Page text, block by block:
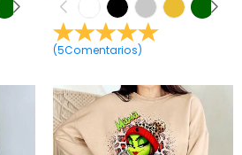
(5Comentarios)